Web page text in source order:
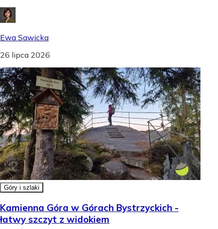
Ewa Sawicka
26 lipca 2026
Góry i szlaki
Kamienna Góra w Górach Bystrzyckich -
łatwy szczyt z widokiem